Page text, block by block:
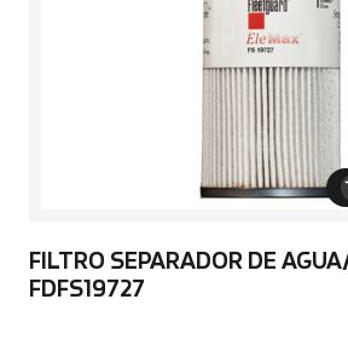
FILTRO SEPARADOR DE
FDFS19727